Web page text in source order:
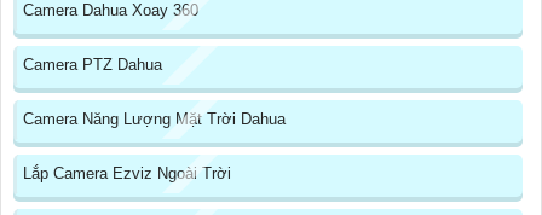
Camera Dahua Xoay 360
Camera PTZ Dahua
Camera Năng Lượng Mặt Trời Dahua
Lắp Camera Ezviz Ngoài Trời